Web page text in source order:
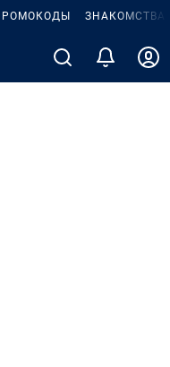
ЗНАКОМСТВА